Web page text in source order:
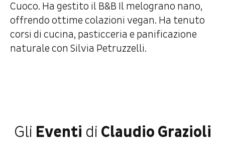
Cuoco. Ha gestito il B&B Il melograno nano,
offrendo ottime colazioni vegan. Ha tenuto
corsi di cucina, pasticceria e panificazione
naturale con Silvia Petruzzelli.
Gli Eventi di Claudio Grazioli